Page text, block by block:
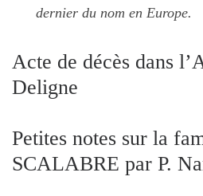
dernier du nom en Europe.
Acte de décès dans
Deligne
Petites notes sur la
SCALABRE par P.